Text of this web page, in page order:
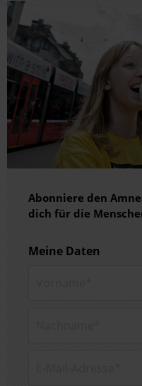
Abonniere den
dich für die
Meine Daten